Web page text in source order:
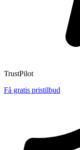
TrustPilot
Få gratis pristilbud